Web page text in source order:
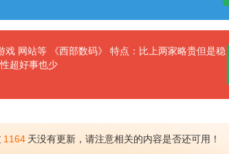
网站等 《西部数码》 特点：比上两家略贵但是稳
超好事也少
1164 天没有更新，请注意相关的内容是否还可用！